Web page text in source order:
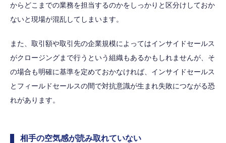
からどこまでの業務を担当するのかをしっかりと区分けしておか
ないと現場が混乱してしまいます。
また、取引額や取引先の企業規模によってはインサイドセールス
がクロージングまで行うという組織もあるかもしれませんが、そ
の場合も明確に基準を定めておかなければ、インサイドセールス
とフィールドセールスの間で対抗意識が生まれ失敗につながる恐
れがあります。
相手の空気感が読み取れていない